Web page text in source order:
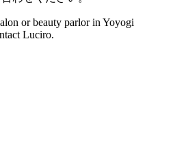
or beauty parlor in Yoyogi
Luciro.